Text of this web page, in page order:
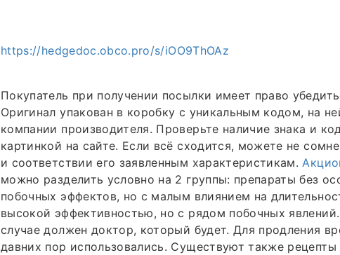
https://hedgedoc.obco.pro/s/iOO9ThOAz
Покупатель при получении посылки имеет право
Оригинал упакован в коробку с уникальным кодом, на
компании производителя. Проверьте наличие знака и
картинкой на сайте. Если всё сходится, можете не
и соответствии его заявленным характеристикам.
можно разделить условно на 2 группы: препараты без
побочных эффектов, но с малым влиянием на
высокой эффективностью, но с рядом побочных
случае должен доктор, который будет. Для продления
давних пор использовались. Существуют также рецепты